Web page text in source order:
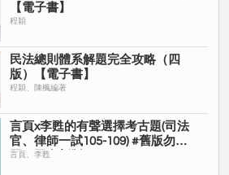
編當中與民法總則具有關聯性的議題，會
司律考試的讀者能夠前後融會貫通，完全
抽象的概念會透過淺顯易懂的白話文說
上的重要概念不再似懂非懂，完全攻略民
【電子書】
程穎
民法總則體系解題完全攻略（四
版）【電子書】
程穎、陳楓編著
言頁x李甦的有聲選擇考古題(司法
官、律師一試105-109) #舊版勿購
買，已有新版
言頁、李甦